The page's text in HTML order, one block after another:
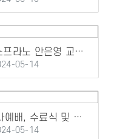
[교수음악회 시리즈 IV ] 소프라노 안은영 교수 성가독창회
05-14
2023년 가을학기 종강감사예배, 수료식 및 정기연주회
05-14